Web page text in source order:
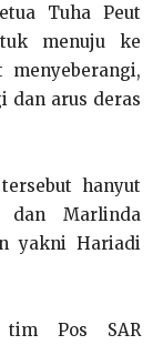
Tuha Peut
menuju ke
dan arus deras
hanyut
dan Marlinda
yakni Hariadi
tim Pos SAR